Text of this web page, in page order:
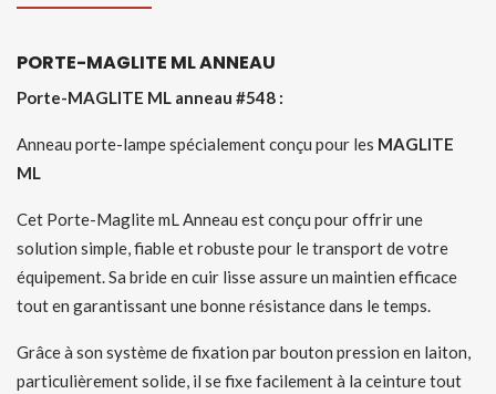
PORTE-MAGLITE ML ANNEAU
Porte-MAGLITE ML anneau #548 :
Anneau porte-lampe spécialement conçu pour les MAGLITE
ML
Cet Porte-Maglite mL Anneau est conçu pour offrir une
solution simple, fiable et robuste pour le transport de votre
équipement. Sa bride en cuir lisse assure un maintien efficace
tout en garantissant une bonne résistance dans le temps.
Grâce à son système de fixation par bouton pression en laiton,
particulièrement solide, il se fixe facilement à la ceinture tout